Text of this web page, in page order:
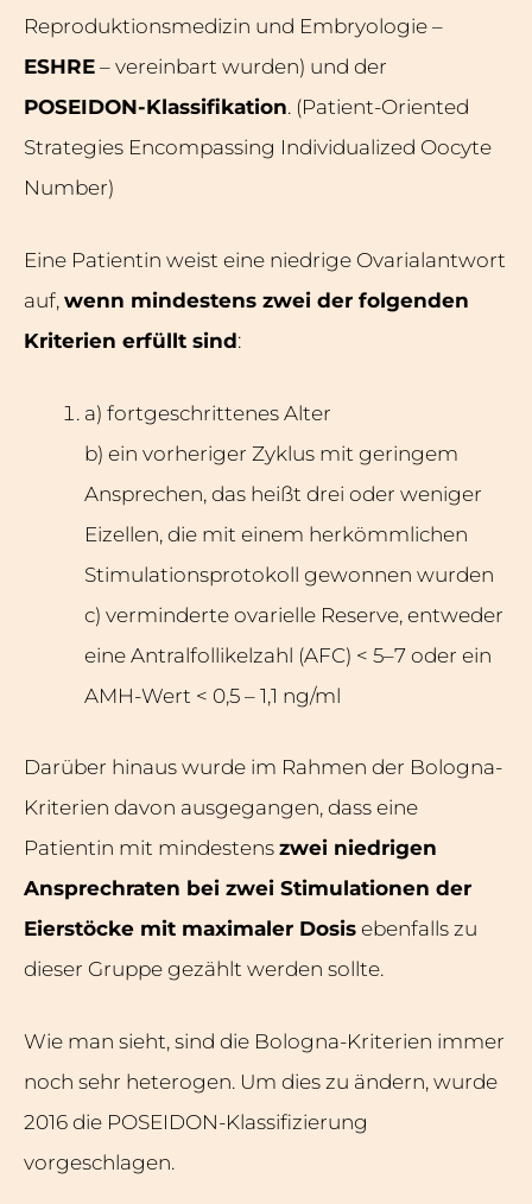
Reproduktionsmedizin und Embryologie –
ESHRE – vereinbart wurden) und der
POSEIDON-Klassifikation. (Patient-Oriented
Strategies Encompassing Individualized Oocyte
Number)
Eine Patientin weist eine niedrige Ovarialantwort
auf, wenn mindestens zwei der folgenden
Kriterien erfüllt sind:
a) fortgeschrittenes Alter
b) ein vorheriger Zyklus mit geringem
Ansprechen, das heißt drei oder weniger
Eizellen, die mit einem herkömmlichen
Stimulationsprotokoll gewonnen wurden
c) verminderte ovarielle Reserve, entweder
eine Antralfollikelzahl (AFC) < 5–7 oder ein
AMH-Wert < 0,5 – 1,1 ng/ml
Darüber hinaus wurde im Rahmen der Bologna-
Kriterien davon ausgegangen, dass eine
Patientin mit mindestens zwei niedrigen
Ansprechraten bei zwei Stimulationen der
Eierstöcke mit maximaler Dosis ebenfalls zu
dieser Gruppe gezählt werden sollte.
Wie man sieht, sind die Bologna-Kriterien immer
noch sehr heterogen. Um dies zu ändern, wurde
2016 die POSEIDON-Klassifizierung
vorgeschlagen.